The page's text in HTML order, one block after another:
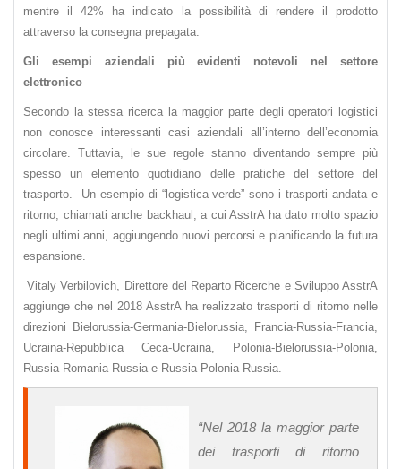
mentre il 42% ha indicato la possibilità di rendere il prodotto
attraverso la consegna prepagata.
Gli esempi aziendali più evidenti notevoli nel settore
elettronico
Secondo la stessa ricerca la maggior parte degli operatori logistici
non conosce interessanti casi aziendali all’interno dell’economia
circolare. Tuttavia, le sue regole stanno diventando sempre più
spesso un elemento quotidiano delle pratiche del settore del
trasporto. Un esempio di “logistica verde” sono i trasporti andata e
ritorno, chiamati anche backhaul, a cui AsstrA ha dato molto spazio
negli ultimi anni, aggiungendo nuovi percorsi e pianificando la futura
espansione.
Vitaly Verbilovich, Direttore del Reparto Ricerche e Sviluppo AsstrA
aggiunge che nel 2018 AsstrA ha realizzato trasporti di ritorno nelle
direzioni Bielorussia-Germania-Bielorussia, Francia-Russia-Francia,
Ucraina-Repubblica Ceca-Ucraina, Polonia-Bielorussia-Polonia,
Russia-Romania-Russia e Russia-Polonia-Russia.
“Nel 2018 la maggior parte
dei trasporti di ritorno